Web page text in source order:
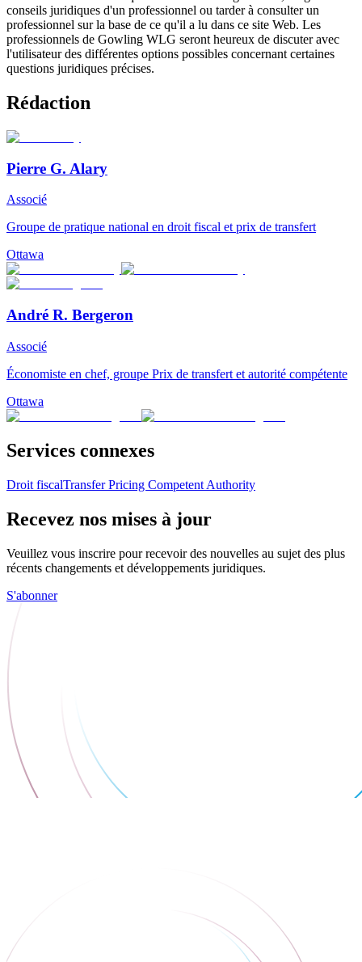
conseils juridiques d'un professionnel ou tarder à consulter un
professionnel sur la base de ce qu'il a lu dans ce site Web. Les
professionnels de Gowling WLG seront heureux de discuter avec
l'utilisateur des différentes options possibles concernant certaines
questions juridiques précises.
Rédaction
Pierre G. Alary
Associé
Groupe de pratique national en droit fiscal et prix de transfert
Ottawa
André R. Bergeron
Associé
Économiste en chef, groupe Prix de transfert et autorité compétente
Ottawa
Services connexes
Droit fiscalTransfer Pricing Competent Authority
Recevez nos mises à jour
Veuillez vous inscrire pour recevoir des nouvelles au sujet des plus
récents changements et développements juridiques.
S'abonner